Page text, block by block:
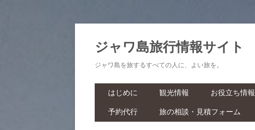
ジャワ島旅行情報サイト
ジャワ島を旅するすべての人に、よい旅を。
はじめに 観光情報 お役立ち情報
基本情報
予約代行 旅の相談・見積フォーム